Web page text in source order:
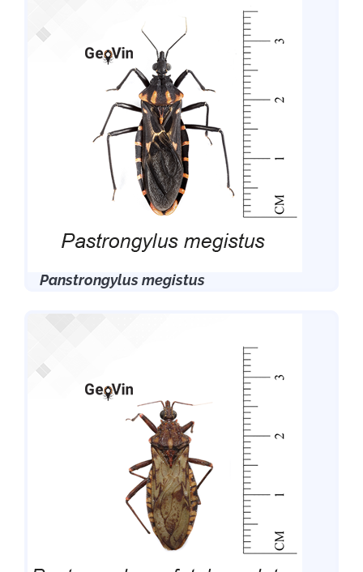
Panstrongylus megistus